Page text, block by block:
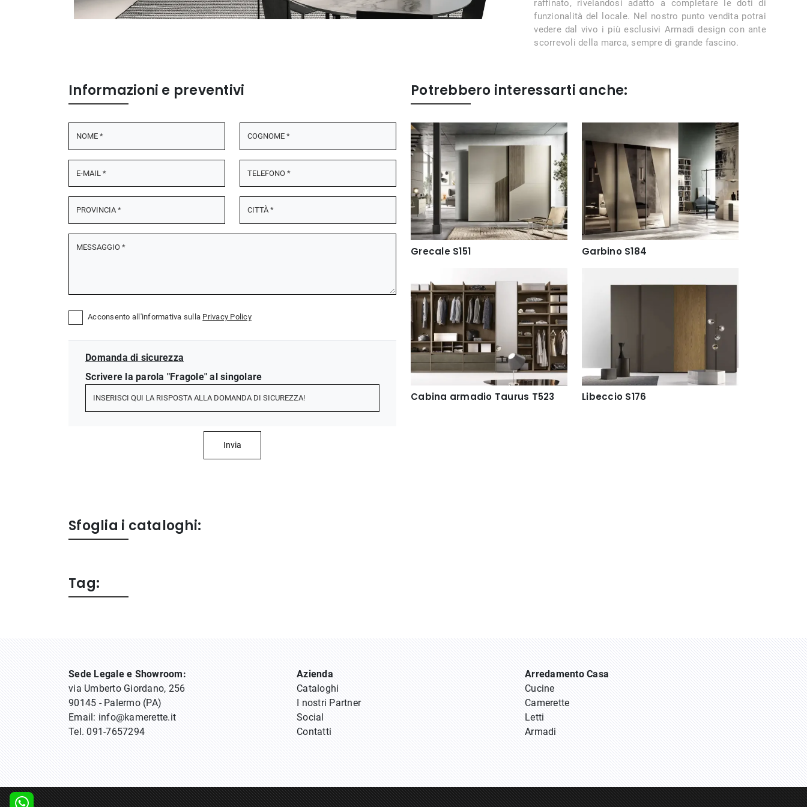
raffinato, rivelandosi adatto a completare le doti di
funzionalità del locale. Nel nostro punto vendita potrai
vedere dal vivo i più esclusivi Armadi design con ante
scorrevoli della marca, sempre di grande fascino.
Informazioni e preventivi
Acconsento all'informativa sulla Privacy Policy
Domanda di sicurezza
Scrivere la parola "Fragole" al singolare
Invia
Potrebbero interessarti anche:
Grecale S151 Garbino S184
Cabina armadio Taurus T523 Libeccio S176
Sfoglia i cataloghi:
Tag:
Sede Legale e Showroom:
via Umberto Giordano, 256
90145 - Palermo (PA)
Email:info@kamerette.it
Tel.091-7657294
Azienda
Cataloghi
I nostri Partner
Social
Contatti
Arredamento Casa
Cucine
Camerette
Letti
Armadi